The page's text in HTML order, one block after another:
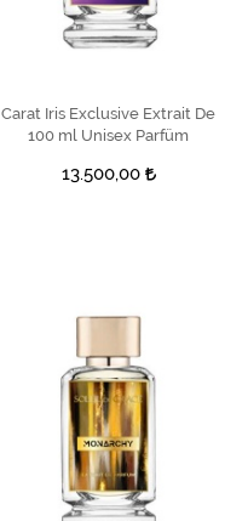
SEPETE EKLE
Carat Iris Exclusive Extrait De
100 ml Unisex Parfüm
13.500,00